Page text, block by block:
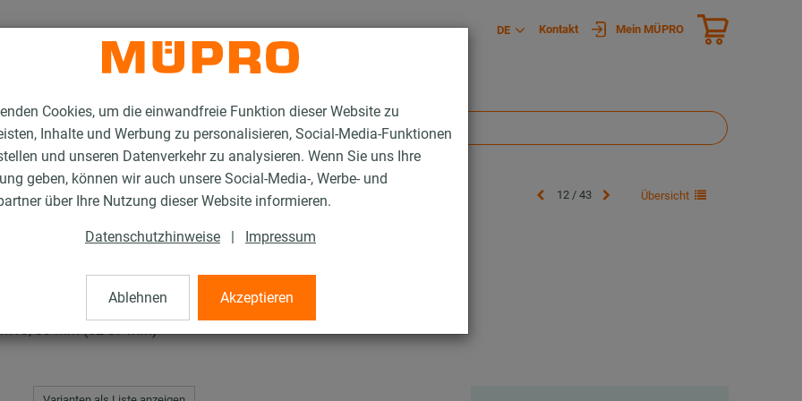
Cookies, um die einwandfreie Funktion dieser Website zu
Inhalte und Werbung zu personalisieren, Social-Media-Funktionen
und unseren Datenverkehr zu analysieren. Wenn Sie uns Ihre
geben, können wir auch unsere Social-Media-, Werbe- und
über Ihre Nutzung dieser Website informieren.
Datenschutzhinweise | Impressum
Ablehnen Akzeptieren
DE Kontakt Mein MÜPRO
12 / 43 Übersicht
83 mm (82-87 mm)